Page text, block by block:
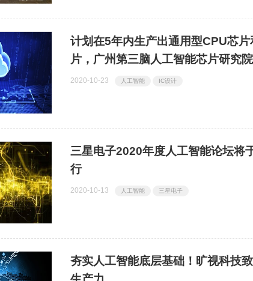
计划在5年内生产出通用型CPU芯
片，广州第三脑人工智能芯片研究
2020-10-23 人工智能 IC设计
三星电子2020年度人工智能论坛将
行
2020-10-13 人工智能 三星电子
夯实人工智能底层基础！旷视科技